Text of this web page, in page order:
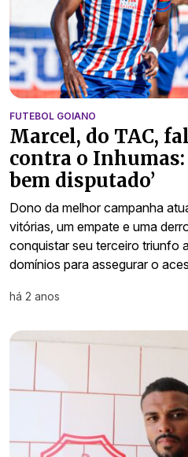
FUTEBOL GOIANO
Marcel, do TAC,
contra o Inhumas:
bem disputado’
Dono da melhor campanha
vitórias, um empate e uma
conquistar seu terceiro triunfo
domínios para assegurar o
há 2 anos